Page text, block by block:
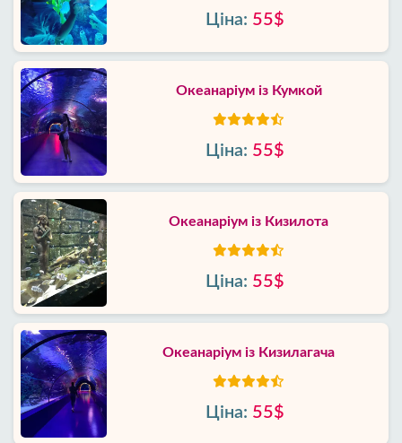
Ціна: 55$
Океанаріум із Кумкой
Ціна: 55$
Океанаріум із Кизилота
Ціна: 55$
Океанаріум із Кизилагача
Ціна: 55$